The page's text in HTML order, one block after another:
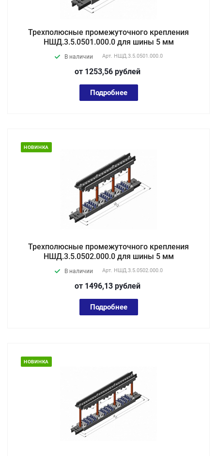
Трехполюсные промежуточного крепления
НШД.3.5.0501.000.0 для шины 5 мм
В наличии Арт. НШД.3.5.0501.000.0
от 1253,56 рублей
Подробнее
НОВИНКА
Трехполюсные промежуточного крепления
НШД.3.5.0502.000.0 для шины 5 мм
В наличии Арт. НШД.3.5.0502.000.0
от 1496,13 рублей
Подробнее
НОВИНКА